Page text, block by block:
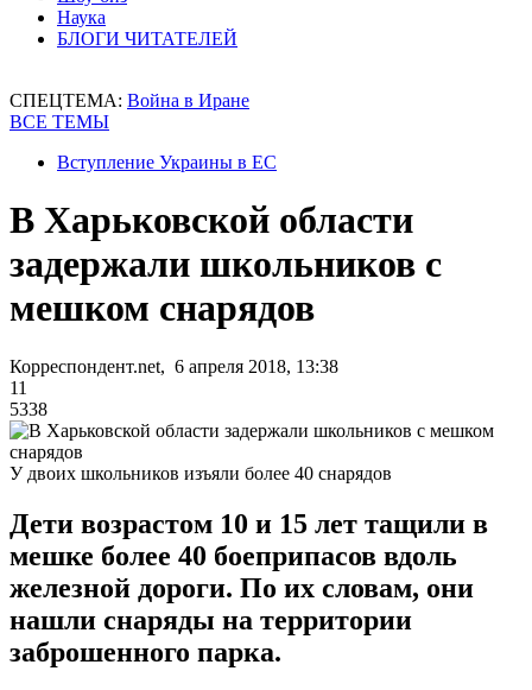
Наука
БЛОГИ ЧИТАТЕЛЕЙ
СПЕЦТЕМА: Война в Иране
ВСЕ ТЕМЫ
Вступление Украины в ЕС
В Харьковской области
задержали школьников с
мешком снарядов
Корреспондент.net, 6 апреля 2018, 13:38
11
5338
У двоих школьников изъяли более 40 снарядов
Дети возрастом 10 и 15 лет тащили в
мешке более 40 боеприпасов вдоль
железной дороги. По их словам, они
нашли снаряды на территории
заброшенного парка.